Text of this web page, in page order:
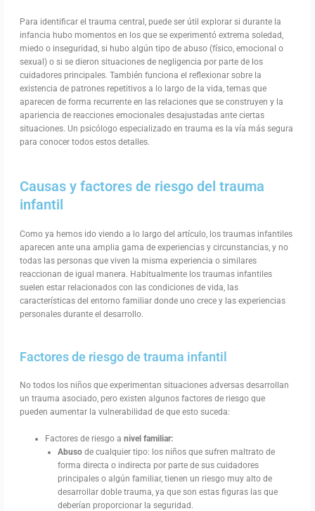
Para identificar el trauma central, puede ser útil explorar si durante la
infancia hubo momentos en los que se experimentó extrema soledad,
miedo o inseguridad, si hubo algún tipo de abuso (físico, emocional o
sexual) o si se dieron situaciones de negligencia por parte de los
cuidadores principales. También funciona el reflexionar sobre la
existencia de patrones repetitivos a lo largo de la vida, temas que
aparecen de forma recurrente en las relaciones que se construyen y la
apariencia de reacciones emocionales desajustadas ante ciertas
situaciones. Un psicólogo especializado en trauma es la vía más segura
para conocer todos estos detalles.
Causas y factores de riesgo del trauma
infantil
Como ya hemos ido viendo a lo largo del artículo, los traumas infantiles
aparecen ante una amplia gama de experiencias y circunstancias, y no
todas las personas que viven la misma experiencia o similares
reaccionan de igual manera. Habitualmente los traumas infantiles
suelen estar relacionados con las condiciones de vida, las
características del entorno familiar donde uno crece y las experiencias
personales durante el desarrollo.
Factores de riesgo de trauma infantil
No todos los niños que experimentan situaciones adversas desarrollan
un trauma asociado, pero existen algunos factores de riesgo que
pueden aumentar la vulnerabilidad de que esto suceda:
Factores de riesgo anivel familiar:
Abuso de cualquier tipo: los niños que sufren maltrato de
forma directa o indirecta por parte de sus cuidadores
principales o algún familiar, tienen un riesgo muy alto de
desarrollar doble trauma, ya que son estas figuras las que
deberían proporcionar la seguridad.